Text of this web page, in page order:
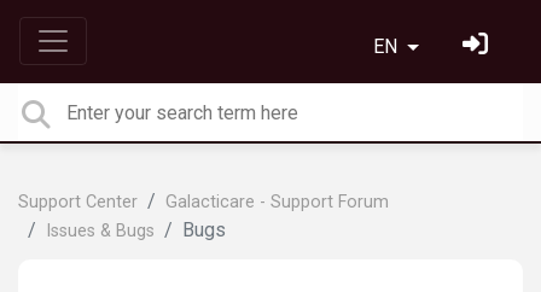
EN
Support Center
Galacticare - Support Forum
Issues & Bugs
Bugs